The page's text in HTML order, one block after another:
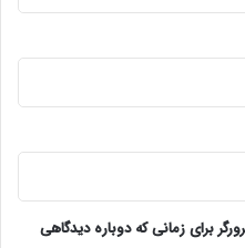
برای زمانی که دوباره دیدگاهی